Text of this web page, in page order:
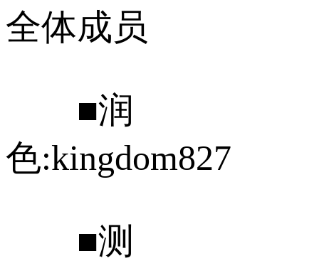
全体成员
■润
色:kingdom827
■测